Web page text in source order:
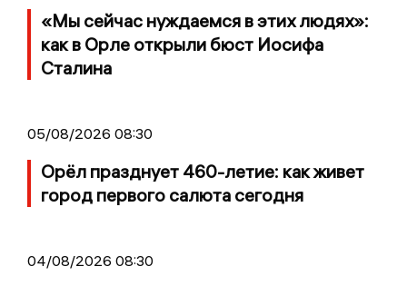
«Мы сейчас нуждаемся в этих людях»:
как в Орле открыли бюст Иосифа
Сталина
05/08/2026 08:30
Орёл празднует 460-летие: как живет
город первого салюта сегодня
04/08/2026 08:30